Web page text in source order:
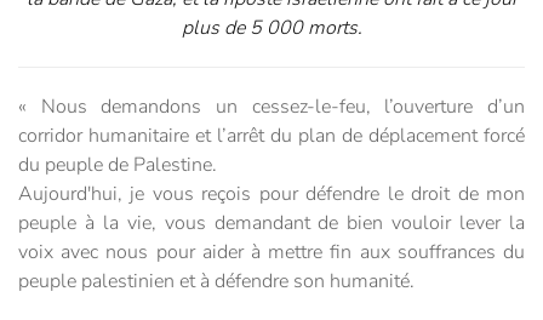
plus de 5 000 morts.
« Nous demandons un cessez-le-feu, l’ouverture d’un
corridor humanitaire et l’arrêt du plan de déplacement forcé
du peuple de Palestine.
Aujourd'hui, je vous reçois pour défendre le droit de mon
peuple à la vie, vous demandant de bien vouloir lever la
voix avec nous pour aider à mettre fin aux souffrances du
peuple palestinien et à défendre son humanité.